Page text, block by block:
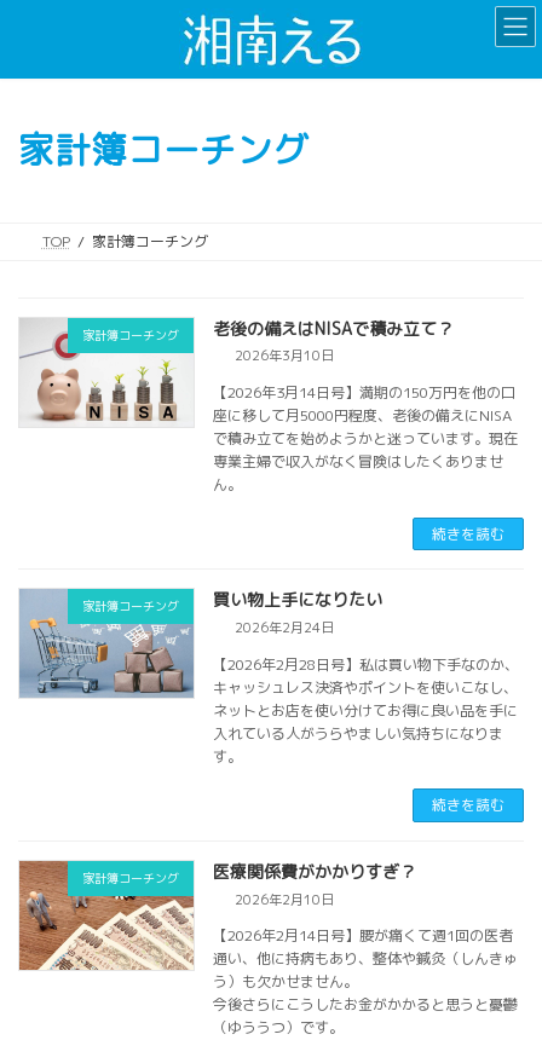
家計簿コーチング
TOP 家計簿コーチング
家計簿コーチング 老後の備えはNISAで積み立て？
2026年3月10日
【2026年3月14日号】満期の150万円を他の口
座に移して月5000円程度、老後の備えにNISA
で積み立てを始めようかと迷っています。現在
専業主婦で収入がなく冒険はしたくありませ
ん。
続きを読む
家計簿コーチング 買い物上手になりたい
2026年2月24日
【2026年2月28日号】私は買い物下手なのか、
キャッシュレス決済やポイントを使いこなし、
ネットとお店を使い分けてお得に良い品を手に
入れている人がうらやましい気持ちになりま
す。
続きを読む
家計簿コーチング 医療関係費がかかりすぎ？
2026年2月10日
【2026年2月14日号】腰が痛くて週1回の医者
通い、他に持病もあり、整体や鍼灸（しんきゅ
う）も欠かせません。
今後さらにこうしたお金がかかると思うと憂鬱
（ゆううつ）です。